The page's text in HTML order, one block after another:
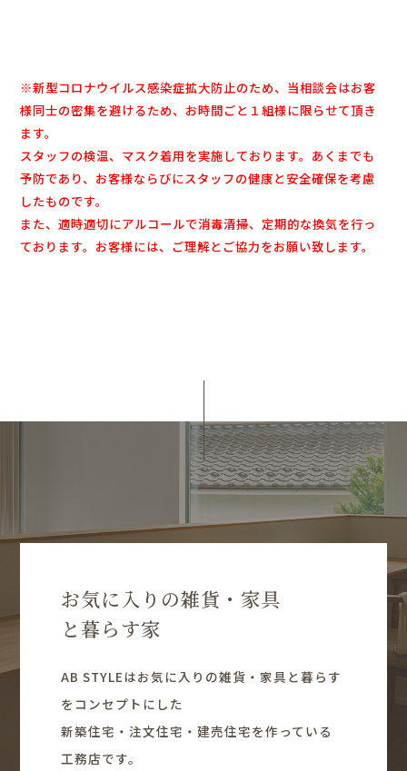
※新型コロナウイルス感染症拡大防止のため、当相談会はお客
様同士の密集を避けるため、お時間ごと１組様に限らせて頂き
ます。
スタッフの検温、マスク着用を実施しております。あくまでも
予防であり、お客様ならびにスタッフの健康と安全確保を考慮
したものです。
また、適時適切にアルコールで消毒清掃、定期的な換気を行っ
ております。お客様には、ご理解とご協力をお願い致します。
お気に入りの雑貨・家具
と暮らす家
AB STYLEはお気に入りの雑貨・家具と暮らす
をコンセプトにした
新築住宅・注文住宅・建売住宅を作っている
工務店です。